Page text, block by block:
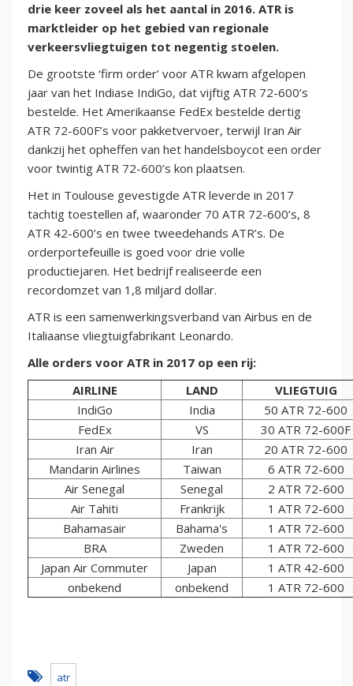
drie keer zoveel als het aantal in 2016. ATR is
marktleider op het gebied van regionale
verkeersvliegtuigen tot negentig stoelen.
De grootste ‘firm order’ voor ATR kwam afgelopen
jaar van het Indiase IndiGo, dat vijftig ATR 72-600’s
bestelde. Het Amerikaanse FedEx bestelde dertig
ATR 72-600F’s voor pakketvervoer, terwijl Iran Air
dankzij het opheffen van het handelsboycot een order
voor twintig ATR 72-600’s kon plaatsen.
Het in Toulouse gevestigde ATR leverde in 2017
tachtig toestellen af, waaronder 70 ATR 72-600’s, 8
ATR 42-600’s en twee tweedehands ATR’s. De
orderportefeuille is goed voor drie volle
productiejaren. Het bedrijf realiseerde een
recordomzet van 1,8 miljard dollar.
ATR is een samenwerkingsverband van Airbus en de
Italiaanse vliegtuigfabrikant Leonardo.
Alle orders voor ATR in 2017 op een rij:
AIRLINE
LAND
VLIEGTUIG
IndiGo
India
50 ATR 72-600
FedEx
VS
30 ATR 72-600F
Iran Air
Iran
20 ATR 72-600
Mandarin Airlines
Taiwan
6 ATR 72-600
Air Senegal
Senegal
2 ATR 72-600
Air Tahiti
Frankrijk
1 ATR 72-600
Bahamasair
Bahama's
1 ATR 72-600
BRA
Zweden
1 ATR 72-600
Japan Air Commuter
Japan
1 ATR 42-600
onbekend
onbekend 1 ATR 72-600
atr